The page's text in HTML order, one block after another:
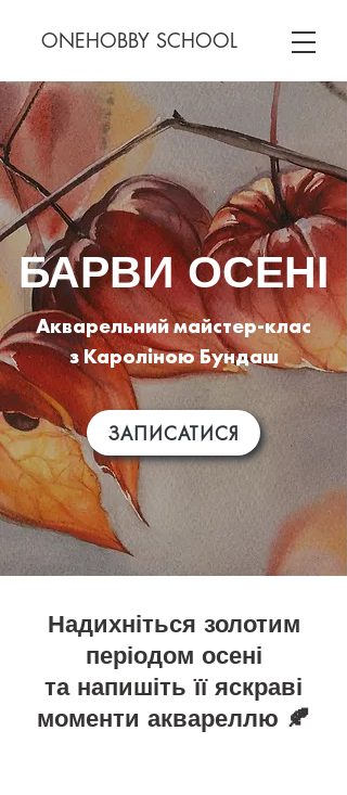
ONEHOBBY SCHOOL
БАРВИ ОСЕНІ
Акварельний майстер-клас
з Кароліною Бундаш
ЗАПИСАТИСЯ
Надихніться золотим
періодом осені
та напишіть її яскраві
моменти аквареллю 🍂